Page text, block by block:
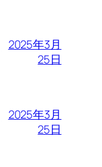
2025年3月
25日
2025年3月
25日